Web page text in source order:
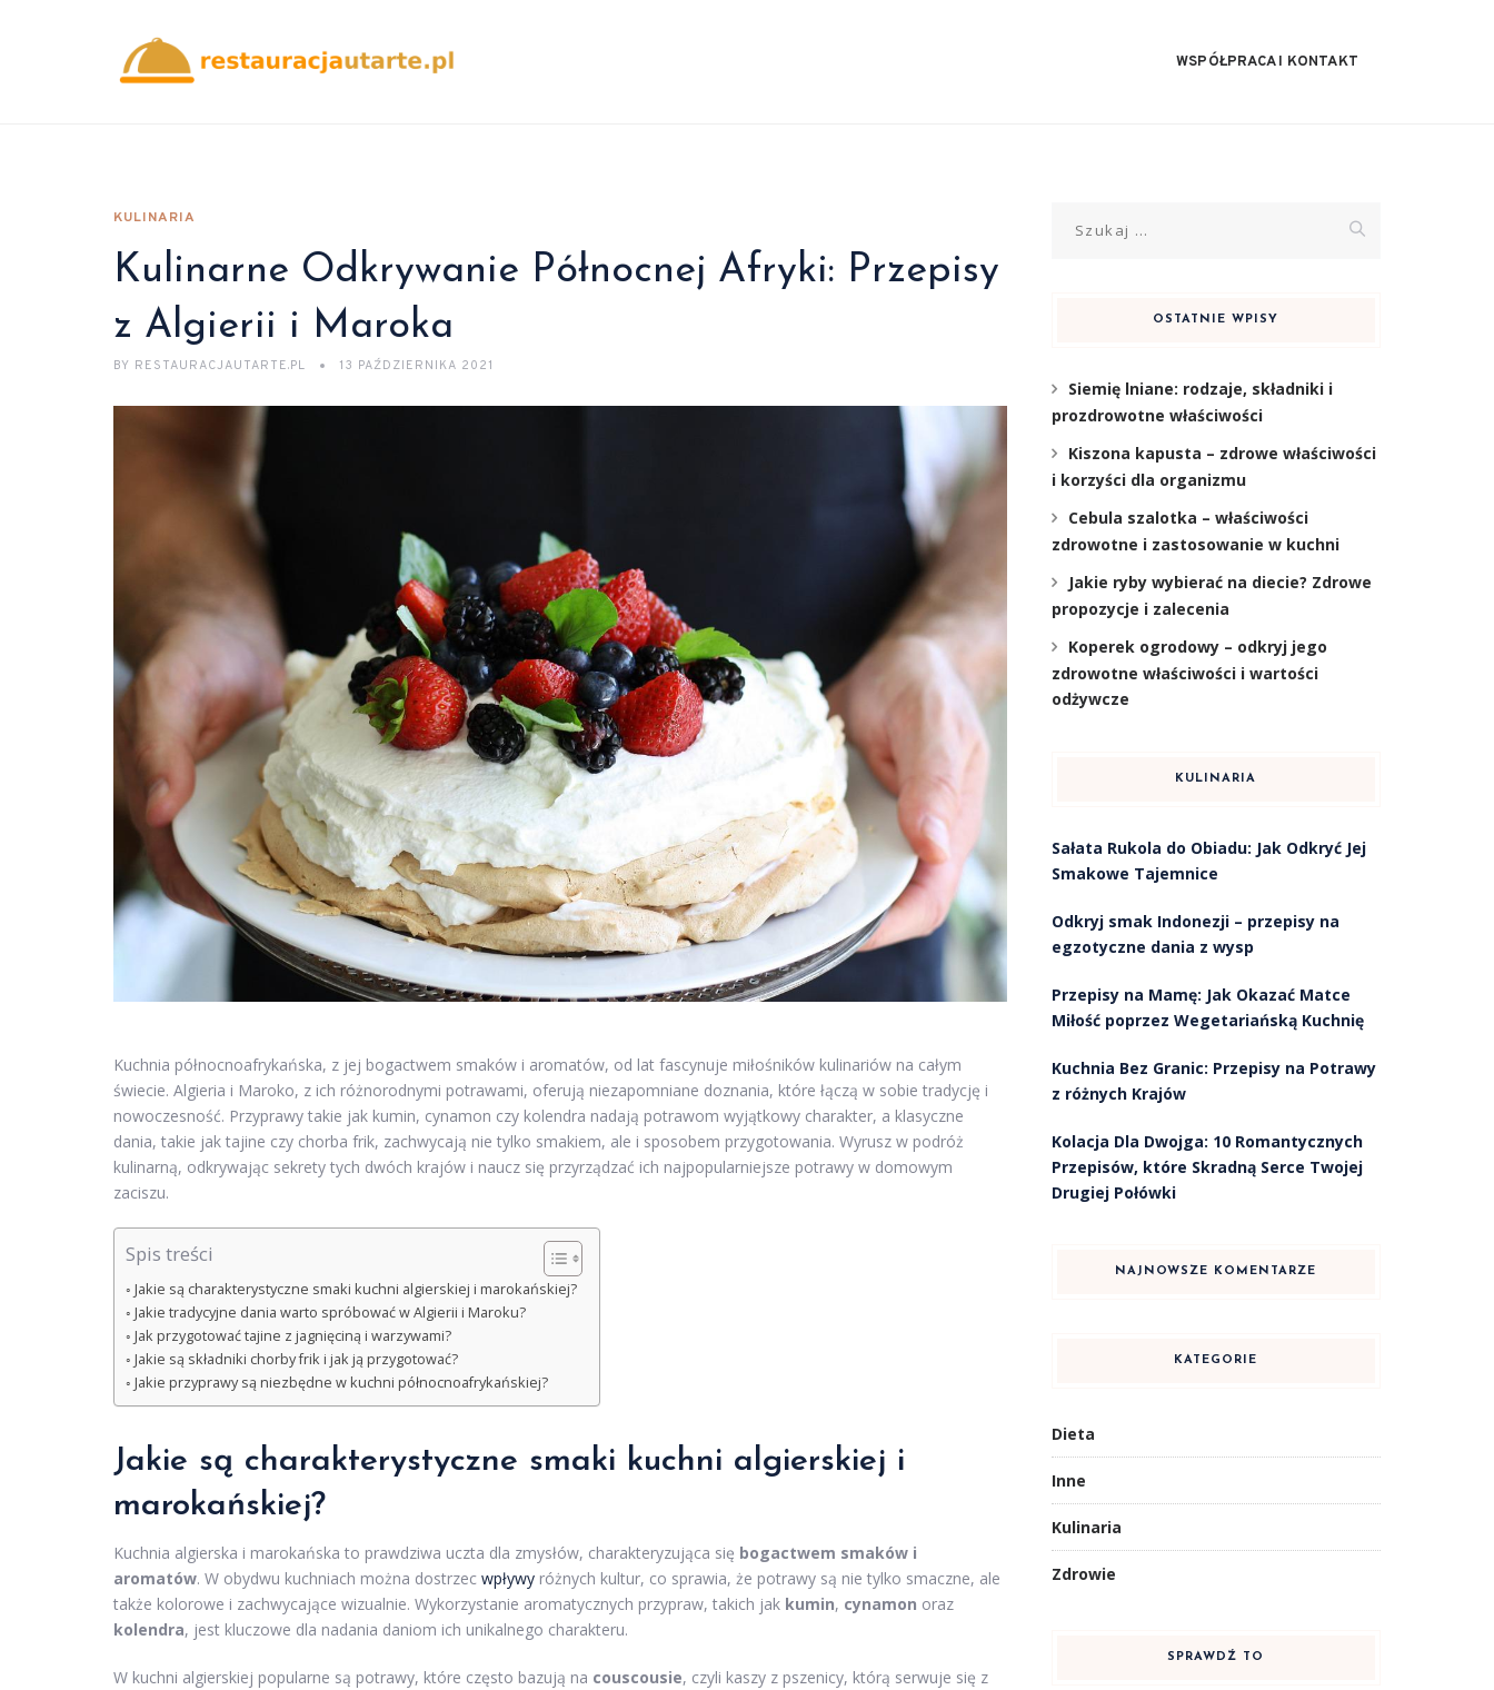
WSPÓŁPRACA I KONTAKT
KULINARIA
Kulinarne Odkrywanie Północnej Afryki: Przepisy
z Algierii i Maroka
BY RESTAURACJAUTARTE.PL 13 PAŹDZIERNIKA 2021
Kuchnia północnoafrykańska, z jej bogactwem smaków i aromatów, od lat fascynuje miłośników kulinariów na całym
świecie. Algieria i Maroko, z ich różnorodnymi potrawami, oferują niezapomniane doznania, które łączą w sobie tradycję i
nowoczesność. Przyprawy takie jak kumin, cynamon czy kolendra nadają potrawom wyjątkowy charakter, a klasyczne
dania, takie jak tajine czy chorba frik, zachwycają nie tylko smakiem, ale i sposobem przygotowania. Wyrusz w podróż
kulinarną, odkrywając sekrety tych dwóch krajów i naucz się przyrządzać ich najpopularniejsze potrawy w domowym
zaciszu.
Spis treści
Jakie są charakterystyczne smaki kuchni algierskiej i marokańskiej?
Jakie tradycyjne dania warto spróbować w Algierii i Maroku?
Jak przygotować tajine z jagnięciną i warzywami?
Jakie są składniki chorby frik i jak ją przygotować?
Jakie przyprawy są niezbędne w kuchni północnoafrykańskiej?
Jakie są charakterystyczne smaki kuchni algierskiej i
marokańskiej?
Kuchnia algierska i marokańska to prawdziwa uczta dla zmysłów, charakteryzująca się bogactwem smaków i
aromatów. W obydwu kuchniach można dostrzec wpływy różnych kultur, co sprawia, że potrawy są nie tylko smaczne, ale
także kolorowe i zachwycające wizualnie. Wykorzystanie aromatycznych przypraw, takich jak kumin, cynamon oraz
kolendra, jest kluczowe dla nadania daniom ich unikalnego charakteru.
W kuchni algierskiej popularne są potrawy, które często bazują na couscousie, czyli kaszy z pszenicy, którą serwuje się z
OSTATNIE WPISY
Siemię lniane: rodzaje, składniki i
prozdrowotne właściwości
Kiszona kapusta – zdrowe właściwości
i korzyści dla organizmu
Cebula szalotka – właściwości
zdrowotne i zastosowanie w kuchni
Jakie ryby wybierać na diecie? Zdrowe
propozycje i zalecenia
Koperek ogrodowy – odkryj jego
zdrowotne właściwości i wartości
odżywcze
KULINARIA
Sałata Rukola do Obiadu: Jak Odkryć Jej
Smakowe Tajemnice
Odkryj smak Indonezji – przepisy na
egzotyczne dania z wysp
Przepisy na Mamę: Jak Okazać Matce
Miłość poprzez Wegetariańską Kuchnię
Kuchnia Bez Granic: Przepisy na Potrawy
z różnych Krajów
Kolacja Dla Dwojga: 10 Romantycznych
Przepisów, które Skradną Serce Twojej
Drugiej Połówki
NAJNOWSZE KOMENTARZE
KATEGORIE
Dieta
Inne
Kulinaria
Zdrowie
SPRAWDŹ TO